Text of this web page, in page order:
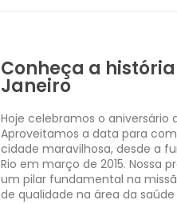
Conheça a
Janeiro
Hoje celebramos o aniversário
Aproveitamos a data para
cidade maravilhosa, desde a
Rio em março de 2015. Nossa
um pilar fundamental na
de qualidade na área da saúde